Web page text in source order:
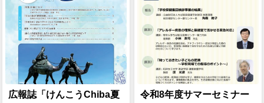
広報誌「けんこうChiba夏
令和8年度サマーセミナー